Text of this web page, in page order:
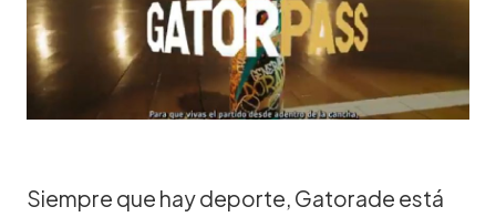
Siempre que hay deporte, Gatorade está